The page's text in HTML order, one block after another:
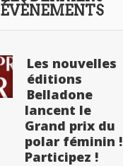
ÉVÈNEMENTS
Les nouvelles
éditions
Belladone
lancent le
Grand prix du
polar féminin !
Participez !